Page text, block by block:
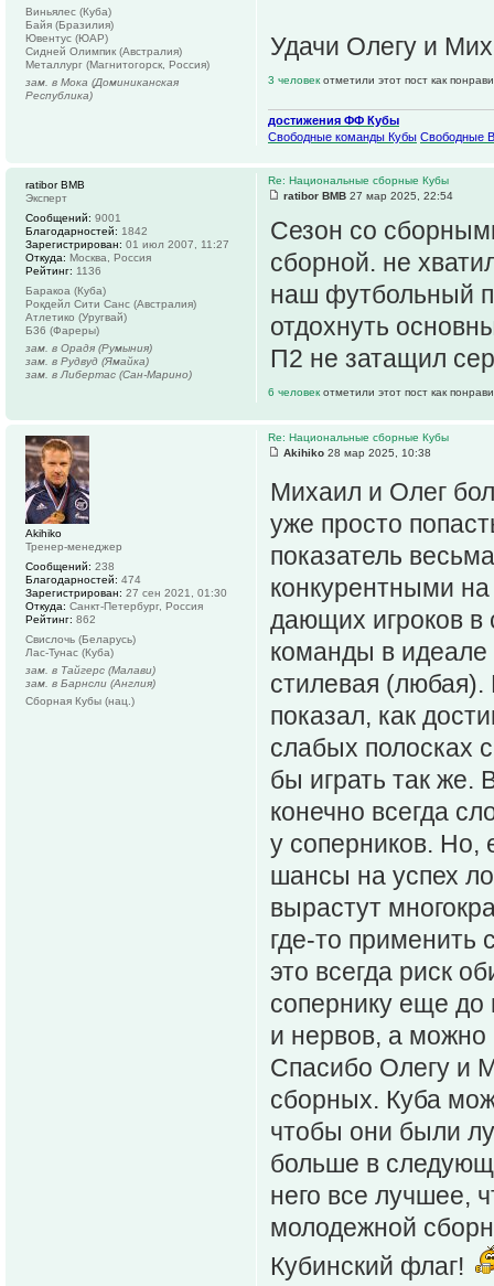
Удачи Олегу и
3 человек отметили этот пост как
достижения ФФ Кубы
Свободные команды Кубы Свободные
Виньялес (Куба)
Байя (Бразилия)
Ювентус (ЮАР)
Сидней Олимпик (Австралия)
Металлург (Магнитогорск, Россия)
зам. в Мока (Доминиканская
Республика)
Re: Национальные сборные Кубы
ratibor BMB 27 мар 2025, 22:54
Сезон со
сборной. не
наш футбольный
отдохнуть
П2 не затащил
6 человек отметили этот пост как
ratibor BMB
Эксперт
Сообщений: 9001
Благодарностей: 1842
Зарегистрирован: 01 июл 2007, 11:27
Откуда: Москва, Россия
Рейтинг: 1136
Баракоа (Куба)
Рокдейл Сити Санс (Австралия)
Атлетико (Уругвай)
Б36 (Фареры)
зам. в Орадя (Румыния)
зам. в Рудвуд (Ямайка)
зам. в Либертас (Сан-Марино)
Re: Национальные сборные Кубы
Akihiko 28 мар 2025, 10:38
Михаил и Олег
уже просто
показатель
конкурентными
дающих игроков в
команды в идеале
стилевая
показал, как
слабых полосках
бы играть так же.
конечно всегда
у соперников. Но,
шансы на успех
вырастут
где-то применить
это всегда риск
сопернику еще до
и нервов, а
Спасибо Олегу и
сборных. Куба
чтобы они были
больше в
него все лучшее,
молодежной
Кубинский флаг!
Akihiko
Тренер-менеджер
Сообщений: 238
Благодарностей: 474
Зарегистрирован: 27 сен 2021, 01:30
Откуда: Санкт-Петербург, Россия
Рейтинг: 862
Свислочь (Беларусь)
Лас-Тунас (Куба)
зам. в Тайгерс (Малави)
зам. в Барнсли (Англия)
Сборная Кубы (нац.)